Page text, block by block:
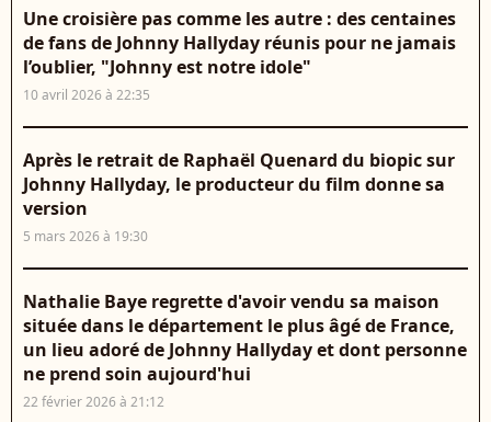
Une croisière pas comme les autre : des centaines
de fans de Johnny Hallyday réunis pour ne jamais
l’oublier, "Johnny est notre idole"
10 avril 2026 à 22:35
Après le retrait de Raphaël Quenard du biopic sur
Johnny Hallyday, le producteur du film donne sa
version
5 mars 2026 à 19:30
Nathalie Baye regrette d'avoir vendu sa maison
située dans le département le plus âgé de France,
un lieu adoré de Johnny Hallyday et dont personne
ne prend soin aujourd'hui
22 février 2026 à 21:12